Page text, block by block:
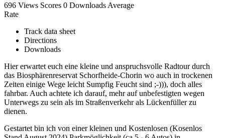
696 Views Scores 0 Downloads Average
Rate
Track data sheet
Directions
Downloads
Hier erwartet euch eine kleine und anspruchsvolle Radtour durch
das Biosphärenreservat Schorfheide-Chorin wo auch in trockenen
Zeiten einige Wege leicht Sumpfig Feucht sind ;-))), doch alles
fahrbar. Auch achtete ich darauf, mehr auf unbefestigten wegen
Unterwegs zu sein als im Straßenverkehr als Lückenfüller zu
dienen.
Gestartet bin ich von einer kleinen und Kostenlosen (Kosenlos